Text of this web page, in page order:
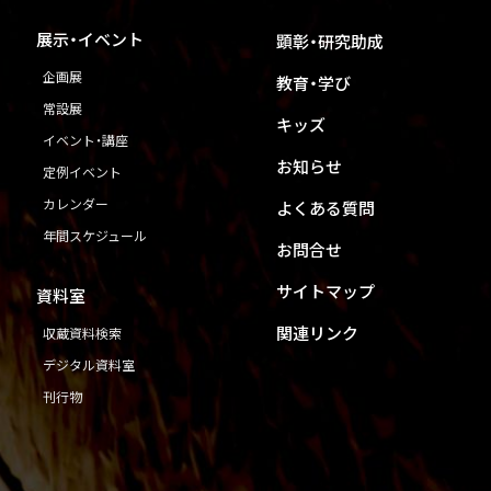
展示・イベント
企画展
常設展
イベント・講座
定例イベント
カレンダー
年間スケジュール
資料室
収蔵資料検索
デジタル資料室
刊行物
顕彰・研究助成
教育・学び
キッズ
お知らせ
よくある質問
お問合せ
サイトマップ
関連リンク